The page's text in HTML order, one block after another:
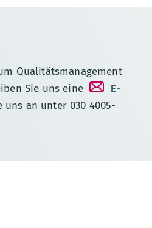
Qualitätsmanagement
Sie uns eine
E-
uns an unter 030 4005-